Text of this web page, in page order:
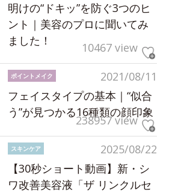
明けの“ドキッ”を防ぐ3つのヒ
ント｜美容のプロに聞いてみ
ました！
10467 view
2021/08/11
ポイントメイク
フェイスタイプの基本｜“似合
う”が見つかる16種類の顔印象
238957 view
2025/08/22
スキンケア
【30秒ショート動画】新・シ
ワ改善美容液「ザ リンクルセ